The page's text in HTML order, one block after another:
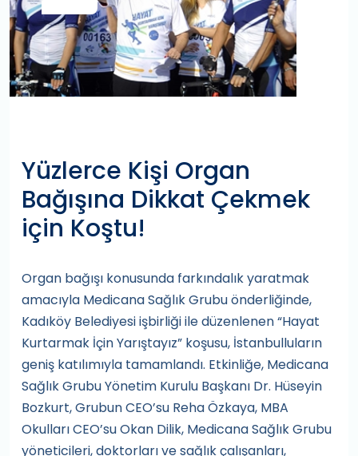
Yüzlerce Kişi Organ
Bağışına Dikkat Çekmek
için Koştu!
Organ bağışı konusunda farkındalık yaratmak
amacıyla Medicana Sağlık Grubu önderliğinde,
Kadıköy Belediyesi işbirliği ile düzenlenen “Hayat
Kurtarmak İçin Yarıştayız” koşusu, İstanbulluların
geniş katılımıyla tamamlandı. Etkinliğe, Medicana
Sağlık Grubu Yönetim Kurulu Başkanı Dr. Hüseyin
Bozkurt, Grubun CEO’su Reha Özkaya, MBA
Okulları CEO’su Okan Dilik, Medicana Sağlık Grubu
yöneticileri, doktorları ve sağlık çalışanları,